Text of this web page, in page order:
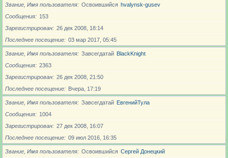
Звание, Имя пользователя Освоившийся hvalynsk-gusev
Сообщения
153
Зарегистрирован
26 дек 2008, 18:14
Последнее посещение
03 мар 2017, 05:45
Звание, Имя пользователя Завсегдатай BlackKnight
Сообщения
2363
Зарегистрирован
26 дек 2008, 21:50
Последнее посещение
Вчера, 17:19
Звание, Имя пользователя Завсегдатай ЕвгенийТула
Сообщения
1004
Зарегистрирован
27 дек 2008, 16:07
Последнее посещение
09 июл 2016, 16:35
Звание, Имя пользователя Освоившийся Сергей Донецкий